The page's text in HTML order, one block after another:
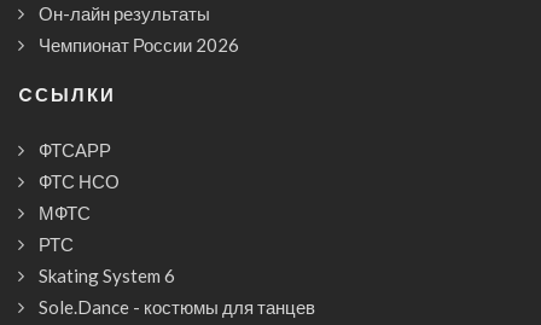
Он-лайн результаты
Чемпионат России 2026
CСЫЛКИ
ФТСАРР
ФТС НСО
МФТС
РТС
Skating System 6
Sole.Dance - костюмы для танцев